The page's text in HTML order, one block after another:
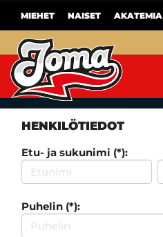
MIEHET NAISET AKATEMIA
HENKILÖTIEDOT
Etu- ja sukunimi (*):
Puhelin (*):